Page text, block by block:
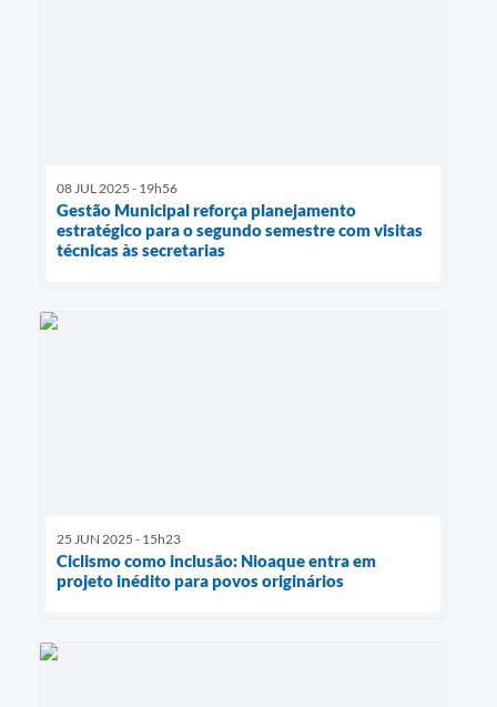
08 JUL 2025 - 19h56
Gestão Municipal reforça planejamento
estratégico para o segundo semestre com visitas
técnicas às secretarias
25 JUN 2025 - 15h23
Ciclismo como inclusão: Nioaque entra em
projeto inédito para povos originários